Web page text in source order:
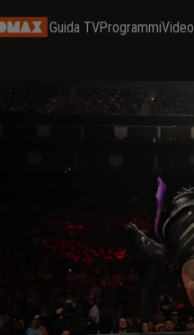
Guida TVProgrammiVideo